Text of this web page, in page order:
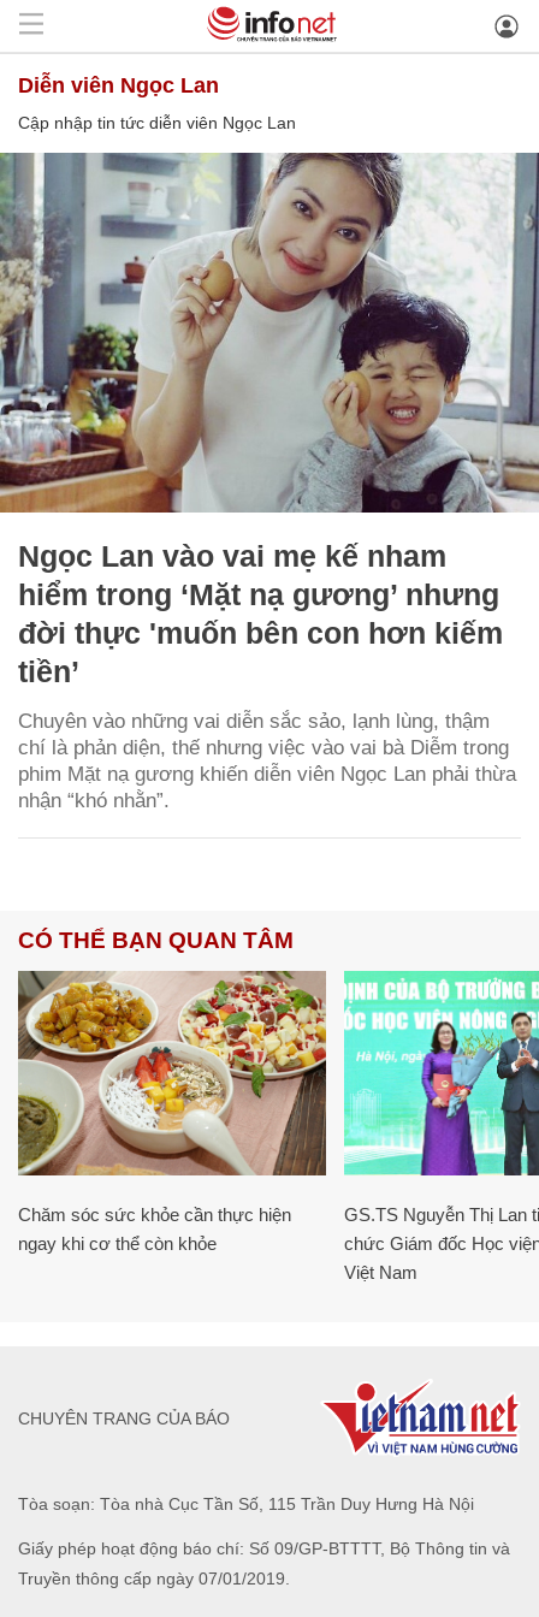
diễn viên Ngọc Lan
Cập nhập tin tức diễn viên Ngọc Lan
Ngọc Lan vào vai mẹ kế nham
hiểm trong ‘Mặt nạ gương’ nhưng
đời thực 'muốn bên con hơn kiếm
tiền’
Chuyên vào những vai diễn sắc sảo, lạnh lùng, thậm
chí là phản diện, thế nhưng việc vào vai bà Diễm trong
phim Mặt nạ gương khiến diễn viên Ngọc Lan phải thừa
nhận “khó nhằn”.
CÓ THỂ BẠN QUAN TÂM
Chăm sóc sức khỏe cần thực hiện
ngay khi cơ thể còn khỏe
GS.TS Nguyễn Thị Lan
chức Giám đốc Học
Việt Nam
Tòa soạn: Tòa nhà Cục Tần Số, 115 Trần Duy Hưng Hà Nội
Giấy phép hoạt động báo chí: Số 09/GP-BTTTT, Bộ Thông tin và
Truyền thông cấp ngày 07/01/2019.
CHUYÊN TRANG CỦA BÁO